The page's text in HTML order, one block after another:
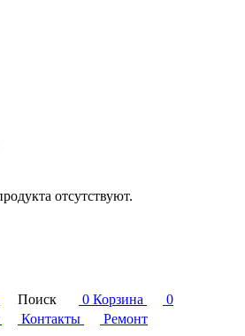
отсутствуют.
Поиск 0 Корзина
0
Контакты Ремонт